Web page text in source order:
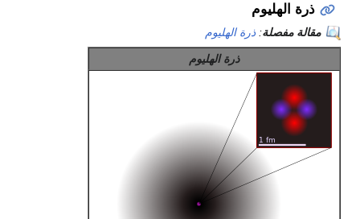
ذرة الهليوم
مقالة مفصلة: ذرة الهليوم
ذرة الهليوم